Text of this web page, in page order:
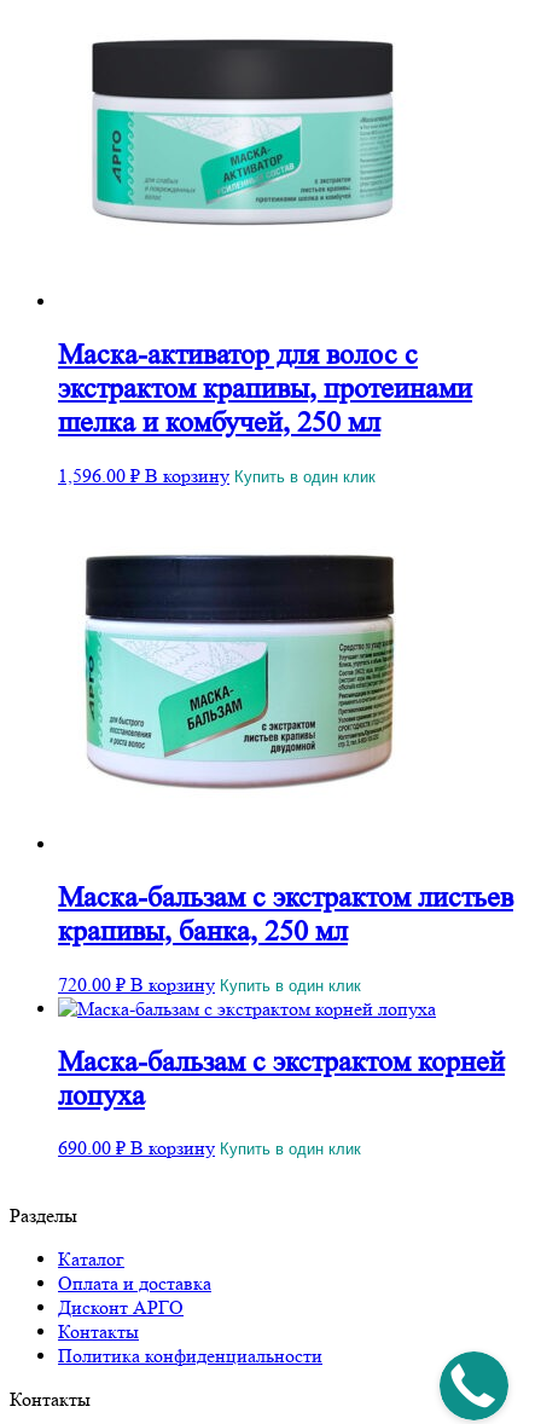
Маска-активатор для волос с
экстрактом крапивы, протеинами
шелка и комбучей, 250 мл
1,596.00 ₽ В корзину Купить в один клик
Маска-бальзам с экстрактом листьев
крапивы, банка, 250 мл
720.00 ₽ В корзину Купить в один клик
Маска-бальзам с экстрактом корней
лопуха
690.00 ₽ В корзину Купить в один клик
Разделы
Каталог
Оплата и доставка
Дисконт АРГО
Контакты
Политика конфиденциальности
Контакты